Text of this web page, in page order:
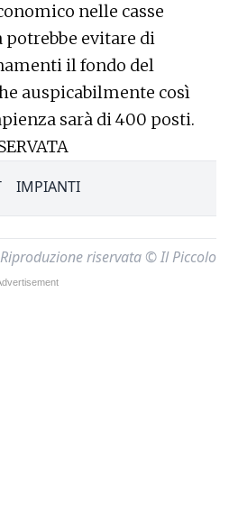
nelle casse
potrebbe evitare di
il fondo del
auspicabilmente così
sarà di 400 posti.
IMPIANTI
Riproduzione riservata © Il Piccolo